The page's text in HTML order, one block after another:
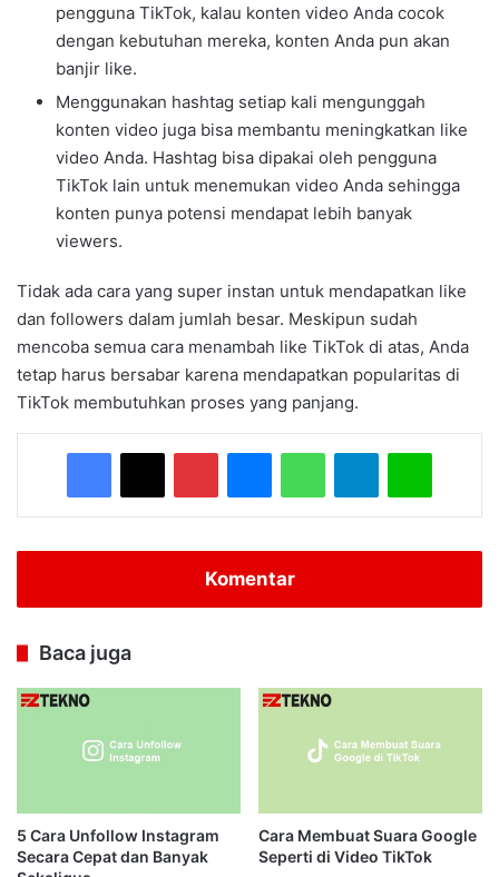
pengguna TikTok, kalau konten video Anda cocok
dengan kebutuhan mereka, konten Anda pun akan
banjir like.
Menggunakan hashtag setiap kali mengunggah
konten video juga bisa membantu meningkatkan like
video Anda. Hashtag bisa dipakai oleh pengguna
TikTok lain untuk menemukan video Anda sehingga
konten punya potensi mendapat lebih banyak
viewers.
Tidak ada cara yang super instan untuk mendapatkan like
dan followers dalam jumlah besar. Meskipun sudah
mencoba semua cara menambah like TikTok di atas, Anda
tetap harus bersabar karena mendapatkan popularitas di
TikTok membutuhkan proses yang panjang.
Facebook
X PinterestMessengerWhatsAppTelegramLine
Komentar
Baca juga
5 Cara Unfollow Instagram
Secara Cepat dan Banyak
Cara Membuat Suara Google
Seperti di Video TikTok